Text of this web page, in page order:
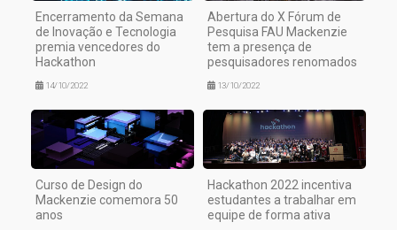
Encerramento da Semana
de Inovação e Tecnologia
premia vencedores do
Hackathon
14/10/2022
Abertura do X Fórum de
Pesquisa FAU Mackenzie
tem a presença de
pesquisadores renomados
13/10/2022
Curso de Design do
Mackenzie comemora 50
anos
Hackathon 2022 incentiva
estudantes a trabalhar em
equipe de forma ativa